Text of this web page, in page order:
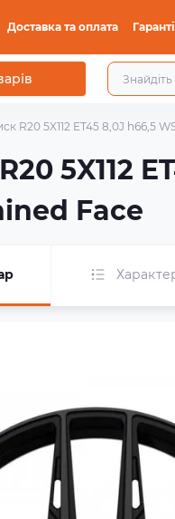
Доставка та оплата
R20 5X112 ET45 8,0J h66,5
5X112
Face